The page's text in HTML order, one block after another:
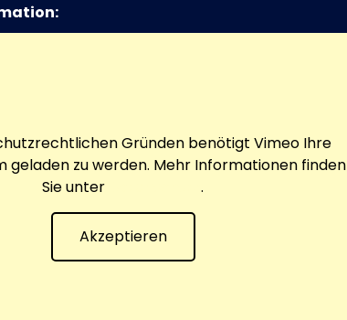
Gründen benötigt Vimeo Ihre
geladen zu werden. Mehr Informationen finden
Sie unter
.
Akzeptieren